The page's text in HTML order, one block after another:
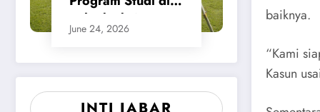
Politeknik Agraria
STPN
June 24, 2026
baiknya.
“Kami
Kasun